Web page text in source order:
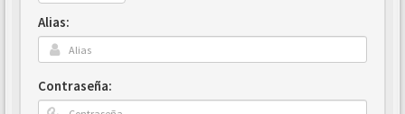
Alias:
Contraseña: